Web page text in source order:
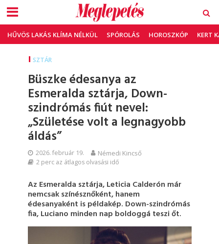
HŰVÖS LAKÁS KLÍMA NÉLKÜL SPÓROLÁS HOROSZKÓP KERT
SZTÁR
Büszke édesanya az
Esmeralda sztárja, Down-
szindrómás fiút nevel:
„Születése volt a legnagyobb
áldás”
2026. február 19. Némedi Kincső
2 perc az átlagos olvasási idő
Az Esmeralda sztárja, Leticia Calderón már
nemcsak színésznőként, hanem
édesanyaként is példakép. Down-szindrómás
fia, Luciano minden nap boldoggá teszi őt.